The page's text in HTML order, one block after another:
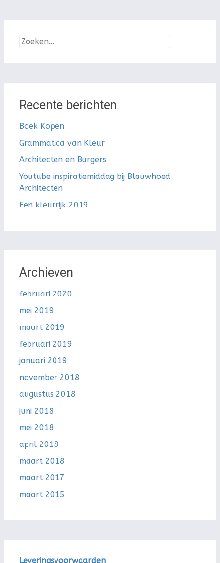
Zoeken
Recente berichten
Boek Kopen
Grammatica van Kleur
Architecten en Burgers
Youtube inspiratiemiddag bij Blauwhoed
Architecten
Een kleurrijk 2019
Archieven
februari 2020
mei 2019
maart 2019
februari 2019
januari 2019
november 2018
augustus 2018
juni 2018
mei 2018
april 2018
maart 2018
maart 2017
maart 2015
Leveringsvoorwaarden